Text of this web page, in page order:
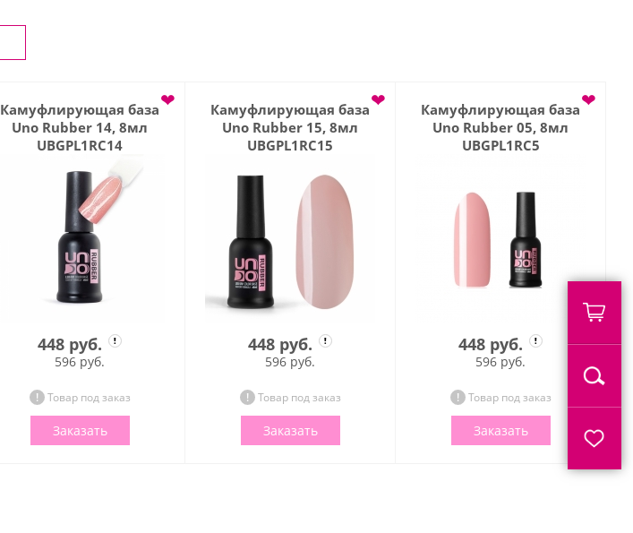
Камуфлирующая база
Uno Rubber 14, 8мл
UBGPL1RC14
❤
448 руб.
596 руб.
Товар под заказ
Заказать
Камуфлирующая база
Uno Rubber 15, 8мл
UBGPL1RC15
❤
448 руб.
596 руб.
Товар под заказ
Заказать
Камуфлирующая база
Uno Rubber 05, 8мл
UBGPL1RC5
❤
448 руб.
596 руб.
Товар под заказ
Заказать